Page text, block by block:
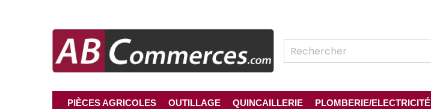
PIÈCES AGRICOLES OUTILLAGE QUINCAILLERIE PLOMBERIE/ELECTRICITÉ